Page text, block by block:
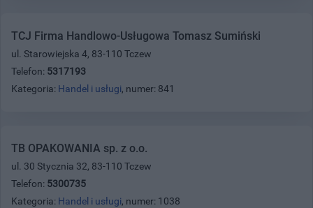
TCJ Firma Handlowo-Usługowa Tomasz Sumiński
ul. Starowiejska 4, 83-110 Tczew
Telefon: 5317193
Kategoria: Handel i usługi, numer: 841
TB OPAKOWANIA sp. z o.o.
ul. 30 Stycznia 32, 83-110 Tczew
Telefon: 5300735
Kategoria: Handel i usługi, numer: 1038